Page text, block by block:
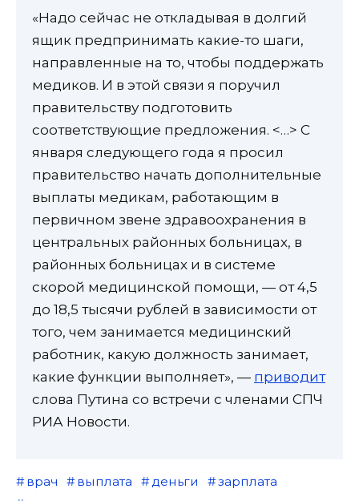
«Надо сейчас не откладывая в долгий
ящик предпринимать какие-то шаги,
направленные на то, чтобы поддержать
медиков. И в этой связи я поручил
правительству подготовить
соответствующие предложения. <…> С
января следующего года я просил
правительство начать дополнительные
выплаты медикам, работающим в
первичном звене здравоохранения в
центральных районных больницах, в
районных больницах и в системе
скорой медицинской помощи, — от 4,5
до 18,5 тысячи рублей в зависимости от
того, чем занимается медицинский
работник, какую должность занимает,
какие функции выполняет», — приводит
слова Путина со встречи с членами СПЧ
РИА Новости.
врач выплата деньги
зарплата